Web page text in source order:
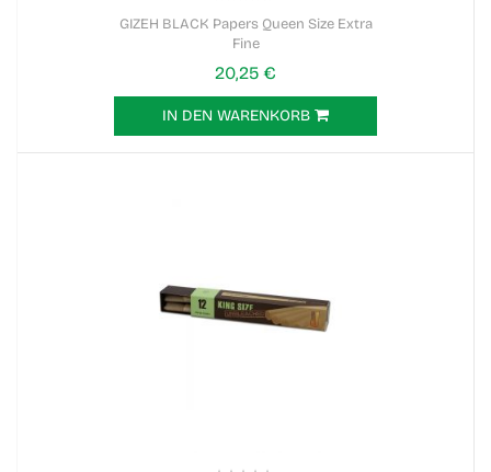
GIZEH BLACK Papers Queen Size Extra
Fine
20,25 €
IN DEN WARENKORB